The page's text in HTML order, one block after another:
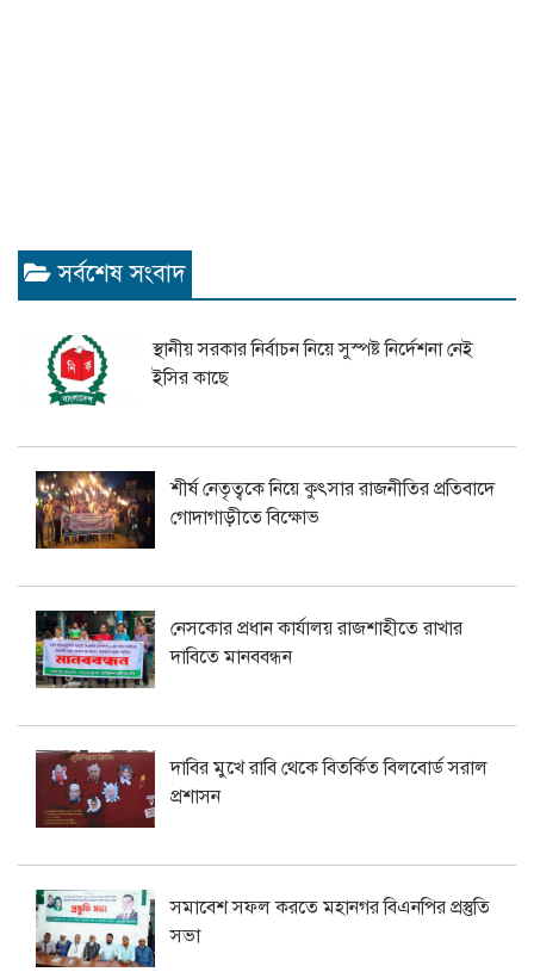
সর্বশেষ সংবাদ
স্থানীয় সরকার নির্বাচন নিয়ে সুস্পষ্ট নির্দেশনা নেই
ইসির কাছে
শীর্ষ নেতৃত্বকে নিয়ে কুৎসার রাজনীতির প্রতিবাদে
গোদাগাড়ীতে বিক্ষোভ
নেসকোর প্রধান কার্যালয় রাজশাহীতে রাখার
দাবিতে মানববন্ধন
দাবির মুখে রাবি থেকে বিতর্কিত বিলবোর্ড সরাল
প্রশাসন
সমাবেশ সফল করতে মহানগর বিএনপির প্রস্তুতি
সভা